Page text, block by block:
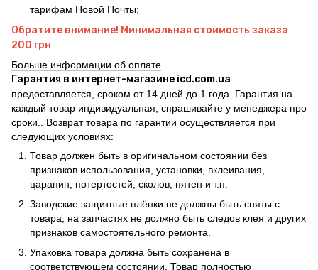
тарифам Новой Почты;
Обратите внимание! Минимальная стоимость заказа
200 грн
Больше информации об оплате
Гарантия в интернет-магазине icd.com.ua
предоставляется, сроком от 14 дней до 1 года. Гарантия на
каждый товар индивидуальная, спрашивайте у менеджера про
сроки.. Возврат товара по гарантии осуществляется при
следующих условиях:
Товар должен быть в оригинальном состоянии без
признаков использования, установки, вклеивания,
царапин, потертостей, сколов, пятен и т.п.
Заводские защитные плёнки не должны быть сняты с
товара, на запчастях не должно быть следов клея и других
признаков самостоятельного ремонта.
Упаковка товара должна быть сохранена в
соответствующем состоянии. Товар полностью